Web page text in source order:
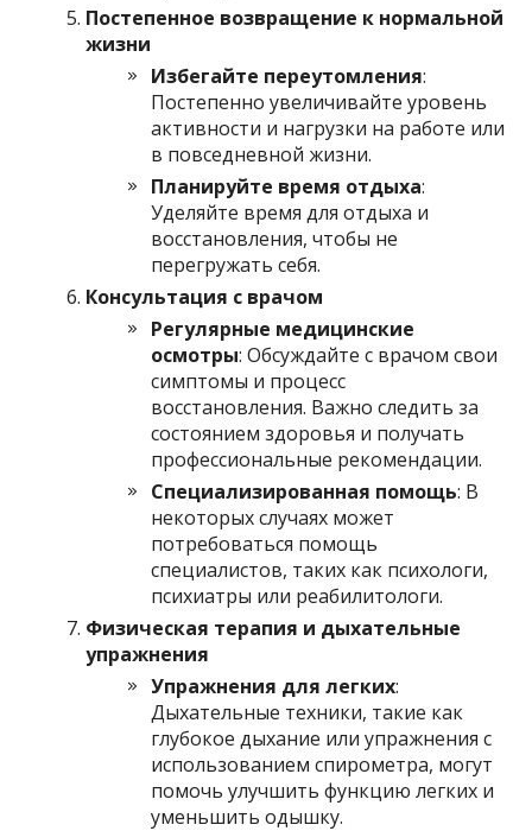
Постепенное возвращение к нормальной
жизни
Избегайте переутомления:
Постепенно увеличивайте уровень
активности и нагрузки на работе или
в повседневной жизни.
Планируйте время отдыха:
Уделяйте время для отдыха и
восстановления, чтобы не
перегружать себя.
Консультация с врачом
Регулярные медицинские
осмотры: Обсуждайте с врачом свои
симптомы и процесс
восстановления. Важно следить за
состоянием здоровья и получать
профессиональные рекомендации.
Специализированная помощь: В
некоторых случаях может
потребоваться помощь
специалистов, таких как психологи,
психиатры или реабилитологи.
Физическая терапия и дыхательные
упражнения
Упражнения для легких:
Дыхательные техники, такие как
глубокое дыхание или упражнения с
использованием спирометра, могут
помочь улучшить функцию легких и
уменьшить одышку.